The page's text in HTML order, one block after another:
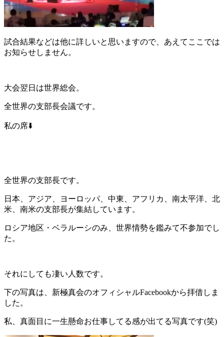
試合結果などは他に詳しいと思いますので、あえてここでは
お知らせしません。
大会翌日は世界総会。
全世界の支部長会議です。
私の席⬇️
全世界の支部長です。
日本、アジア、ヨーロッパ、中東、アフリカ、南太平洋、北
米、南米の支部長が集結しています。
ロシア地区・ベラルーシのみ、世界情勢を鑑みて不参加でし
た。
それにしても凄い人数です。
下の写真は、新極真会のオフィシャルFacebookから拝借しま
した。
私、真面目に一生懸命お仕事してる感が出てる写真です(笑)